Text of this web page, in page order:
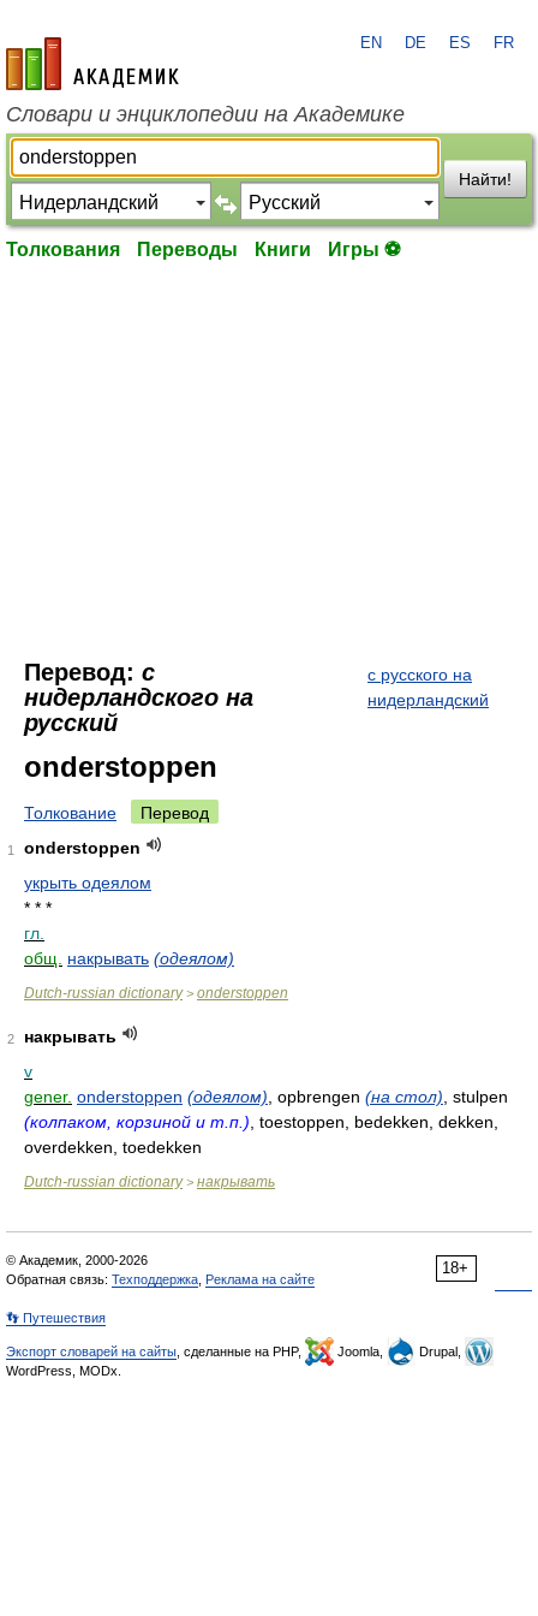
academic.ru
EN DE ES FR
Словари и энциклопедии на Академике
Найти!
Толкования Переводы Книги Игры ⚽
Перевод: с
нидерландского на
русский
с русского на
нидерландский
onderstoppen
Толкование Перевод
1
onderstoppen
укрыть одеялом
* * *
гл.
общ.
накрывать (одеялом)
Dutch-russian dictionary> onderstoppen
2
накрывать
v
gener. onderstoppen (одеялом) , opbrengen (на стол) , stulpen
(колпаком, корзиной и т.п.) , toestoppen, bedekken, dekken,
overdekken, toedekken
Dutch-russian dictionary> накрывать
18+
© Академик, 2000-2026
Обратная связь: Техподдержка Реклама на сайте
👣 Путешествия
Экспорт словарей на сайты , сделанные на PHP, Joomla,
Drupal,
WordPress, MODx.